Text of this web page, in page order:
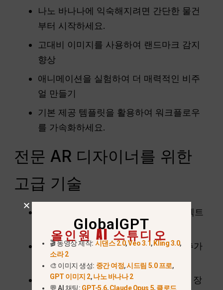
나노 바나나에 익숙해지려면 간단한 물건
부터 시작하세요.
고대비 이미지를 사용하여 랜드마크 감지
향상
애니메이션을 실험하여 더 매력적인 비주
얼 만들기
기본 제공 템플릿을 활용하여 워크플로우
를 가속화하세요.
전문 AR 디자이너를 위한
고급 기술
복잡한 AR 장면을 위한 여러 3D 오브젝트
버튼이나 트리거와 같은 대화형 요소 추가
하기
품질 저하 없이 모바일 성능을 위한 AR 장
GlobalGPT
올인원 AI 스튜디오
🎬 동영상 제작: 시댄스 2.0,Veo 3.1, Kling 3.0,
소라 2
🎨 이미지 생성: 중간 여정,시드림 5.0 프로,
GPT 이미지 2,나노 바나나 2
💬 AI 채팅: GPT-5.6,Claude Opus 5,클로드